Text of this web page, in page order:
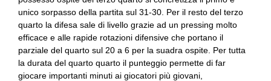
unico sorpasso della partita sul 31-30. Per il resto del terzo
quarto la difesa sale di livello grazie ad un pressing molto
efficace e alle rapide rotazioni difensive che portano il
parziale del quarto sul 20 a 6 per la suadra ospite. Per tutta
la durata del quarto quarto il punteggio permette di far
giocare importanti minuti ai giocatori più giovani,